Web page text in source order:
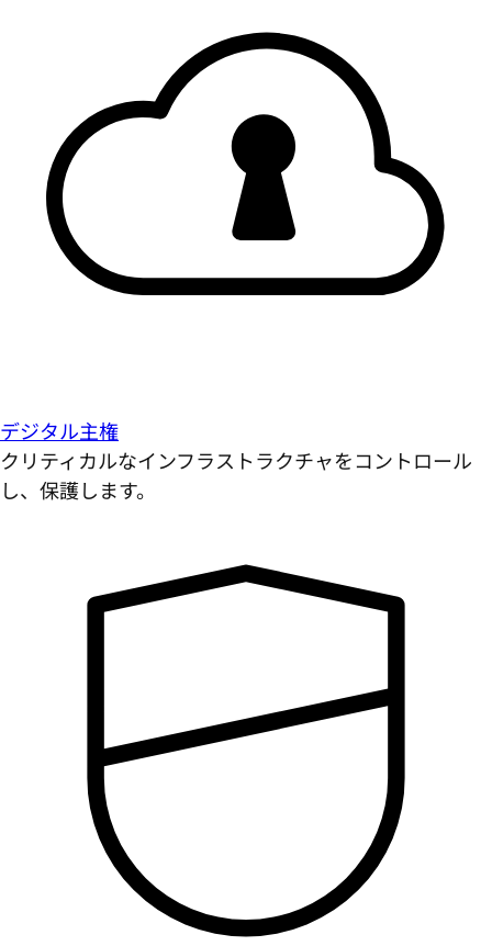
デジタル主権
クリティカルなインフラストラクチャをコントロール
し、保護します。